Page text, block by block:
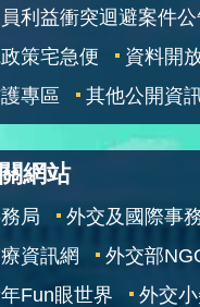
利益衝突迴避案件
策宅急便
資料開
專區
其他公開資
網站
局 外交及國際事
資訊網
外交部
Fun眼世界
外交